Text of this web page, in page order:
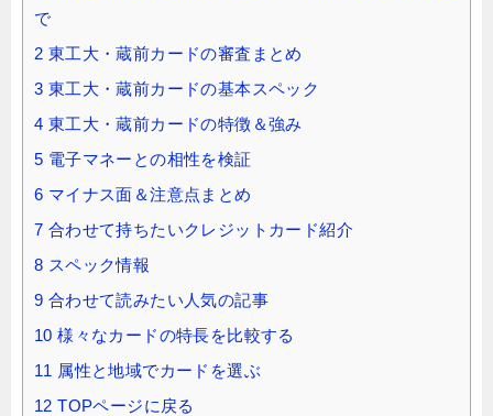
で
2 東工大・蔵前カードの審査まとめ
3 東工大・蔵前カードの基本スペック
4 東工大・蔵前カードの特徴＆強み
5 電子マネーとの相性を検証
6 マイナス面＆注意点まとめ
7 合わせて持ちたいクレジットカード紹介
8 スペック情報
9 合わせて読みたい人気の記事
10 様々なカードの特長を比較する
11 属性と地域でカードを選ぶ
12 TOPページに戻る